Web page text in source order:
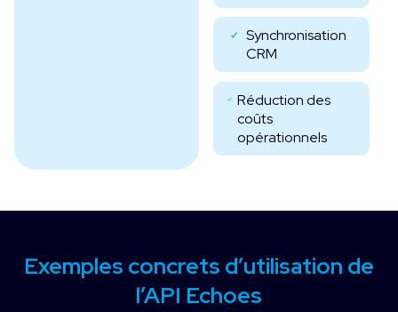
Synchronisation
CRM
Réduction des
coûts
opérationnels
Exemples concrets d’utilisation de
l’API Echoes